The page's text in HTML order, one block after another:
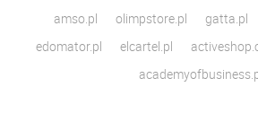
amso.pl
olimpstore.pl gatta.pl
edomator.pl
elcartel.pl